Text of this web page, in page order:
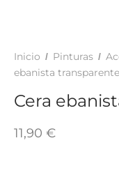
Inicio / Pinturas /
ebanista
Cera
11,90 €
TINTES Y